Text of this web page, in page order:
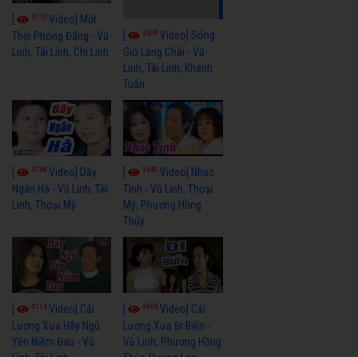
4110 Video] Một
Thời Phóng Đãng - Vũ
Linh, Tài Linh, Chí Linh
3658Video] Sóng
Gió Làng Chài - Vũ
Linh, Tài Linh, Khánh
Tuấn
3768 Video] Dãy
Ngân Hà - Vũ Linh, Tài
Linh, Thoại Mỹ
3440Video] Nhạc
Tình - Vũ Linh, Thoại
Mỹ, Phương Hồng
Thủy
4114Video] Cải
Lương Xưa Hãy Ngủ
Yên Niềm Đau - Vũ
3966Video] Cải
Lương Xưa Đi Biển -
Vũ Linh, Phương Hồng